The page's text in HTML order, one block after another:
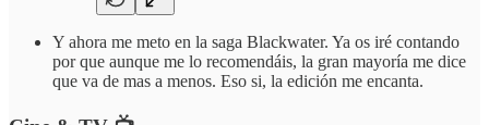
Y ahora me meto en la saga Blackwater. Ya os iré contando
por que aunque me lo recomendáis, la gran mayoría me dice
que va de mas a menos. Eso si, la edición me encanta.